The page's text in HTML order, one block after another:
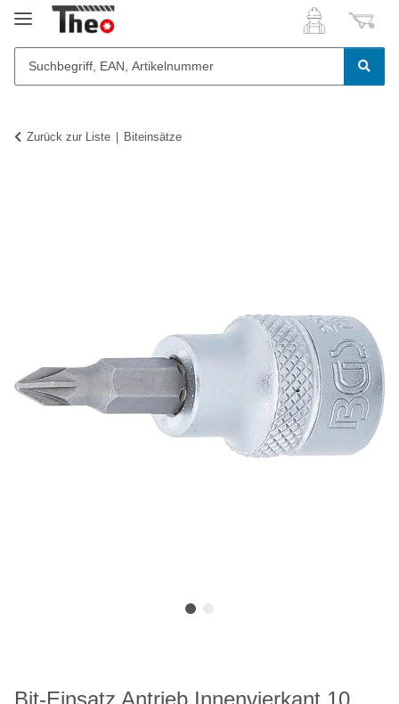
Zurück zur Liste Biteinsätze
Bit-Einsatz Antrieb Innenvierkant 10